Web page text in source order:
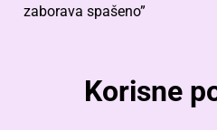
zaborava spašeno”
Korisne